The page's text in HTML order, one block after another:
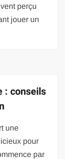
perçu
jouer un
: conseils
une
pour
par